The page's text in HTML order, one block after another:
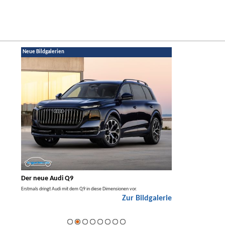
Neue Bildgalerien
Der neue Audi Q9
Erstmals dringt Audi mit dem Q9 in diese Dimensionen vor.
Zur Bildgalerie